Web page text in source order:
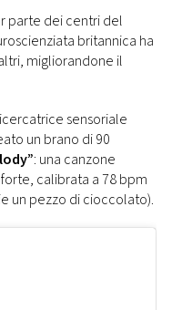
parte dei centri del
britannica ha
migliorandone il
sensoriale
un brano di 90
: una canzone
calibrata a 78 bpm
un pezzo di cioccolato).